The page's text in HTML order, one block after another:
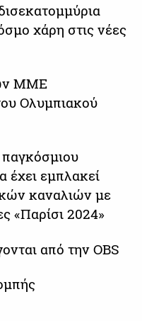
χάρη στις νέες
ΜΜΕ
Ολυμπιακού
έχει εμπλακεί
καναλιών με
«Παρίσι 2024»
από την OBS